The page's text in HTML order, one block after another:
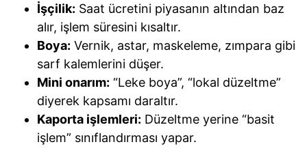
İşçilik: Saat ücretini piyasanın altından baz
alır, işlem süresini kısaltır.
Boya: Vernik, astar, maskeleme, zımpara gibi
sarf kalemlerini düşer.
Mini onarım: “Leke boya”, “lokal düzeltme”
diyerek kapsamı daraltır.
Kaporta işlemleri: Düzeltme yerine “basit
işlem” sınıflandırması yapar.